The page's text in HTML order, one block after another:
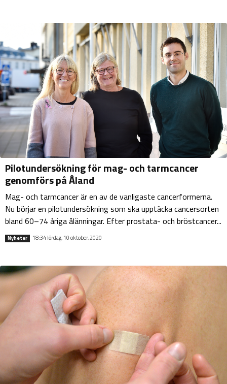
Pilotundersökning för mag- och tarmcancer
genomförs på Åland
Mag- och tarmcancer är en av de vanligaste cancerformerna.
Nu börjar en pilotundersökning som ska upptäcka cancersorten
bland 60–74 åriga ålänningar. Efter prostata- och bröstcancer...
Nyheter 18:34 lördag, 10 oktober, 2020